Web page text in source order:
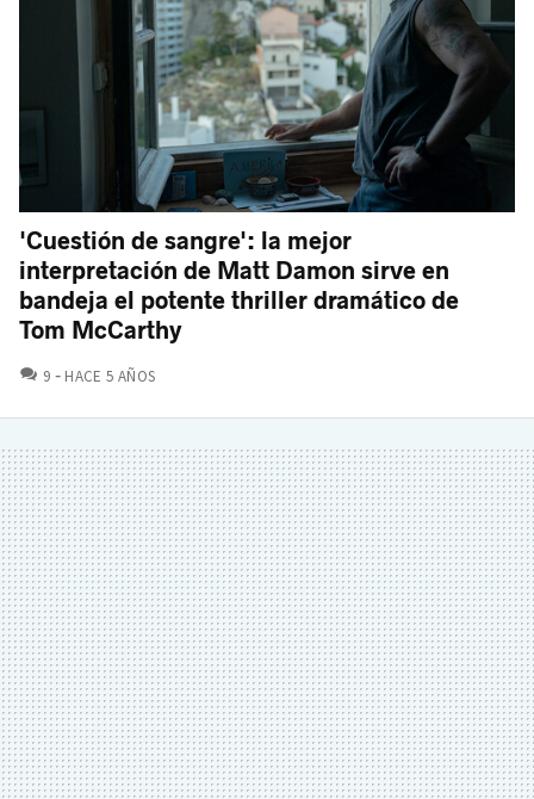
'Cuestión de sangre': la mejor
interpretación de Matt Damon sirve en
bandeja el potente thriller dramático de
Tom McCarthy
9 COMENTARIOS
HACE 5 AÑOS